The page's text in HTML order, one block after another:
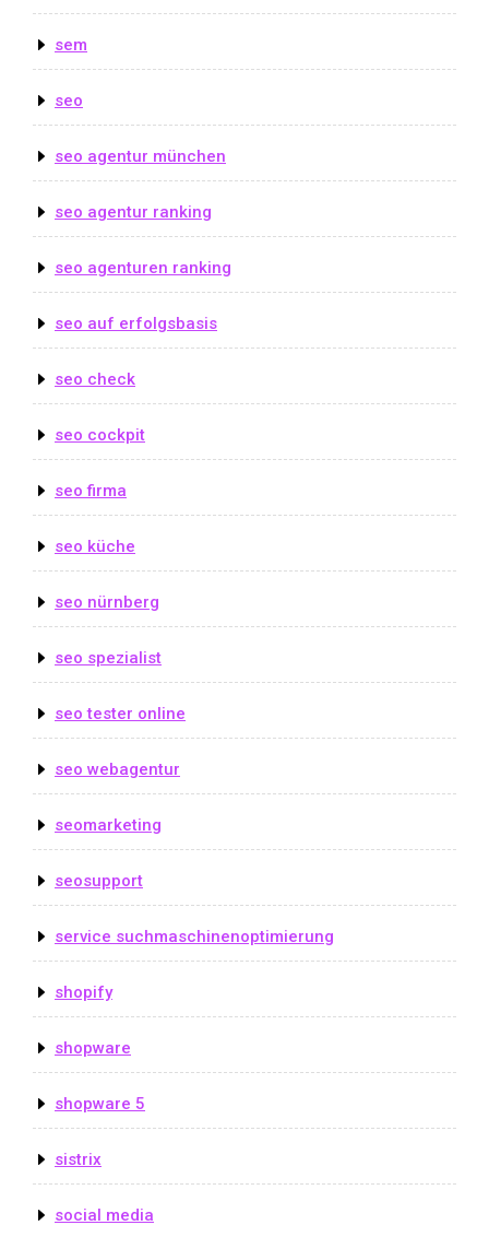
sem
seo
seo agentur münchen
seo agentur ranking
seo agenturen ranking
seo auf erfolgsbasis
seo check
seo cockpit
seo firma
seo küche
seo nürnberg
seo spezialist
seo tester online
seo webagentur
seomarketing
seosupport
service suchmaschinenoptimierung
shopify
shopware
shopware 5
sistrix
social media